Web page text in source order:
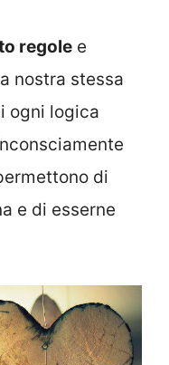
regole e
nostra stessa
ogni logica
di
e di esserne